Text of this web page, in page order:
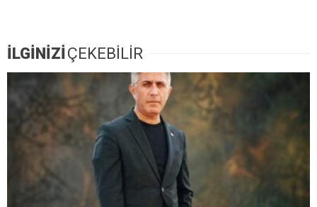
İLGİNİZİ ÇEKEBİLİR